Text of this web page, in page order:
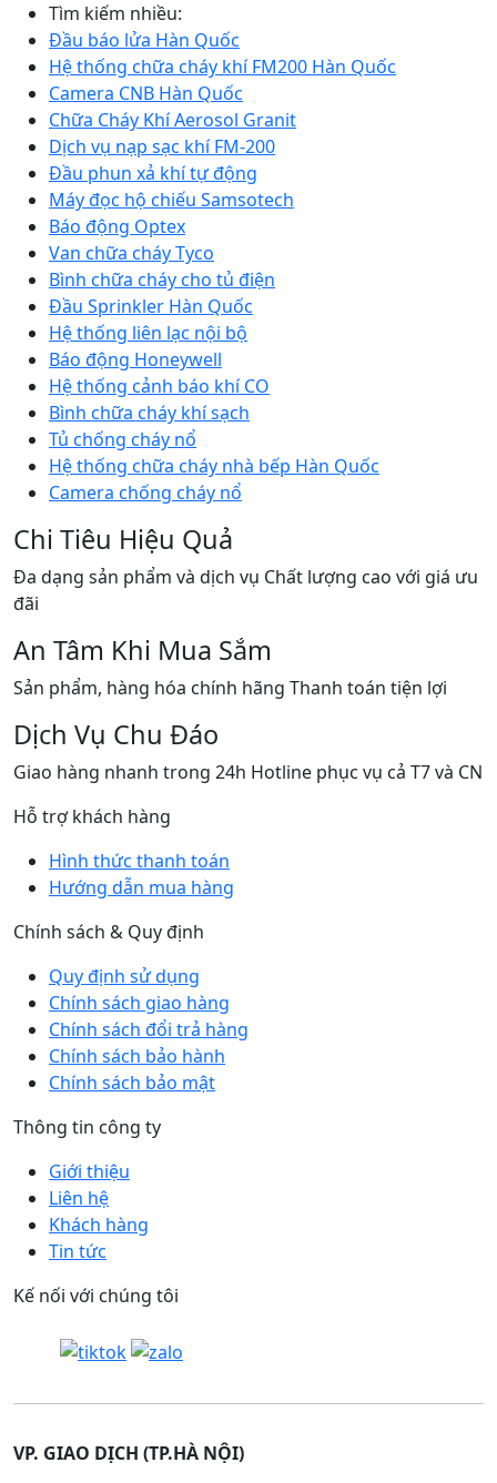
Tìm kiếm nhiều:
Đầu báo lửa Hàn Quốc
Hệ thống chữa cháy khí FM200 Hàn Quốc
Camera CNB Hàn Quốc
Chữa Cháy Khí Aerosol Granit
Dịch vụ nạp sạc khí FM-200
Đầu phun xả khí tự động
Máy đọc hộ chiếu Samsotech
Báo động Optex
Van chữa cháy Tyco
Bình chữa cháy cho tủ điện
Đầu Sprinkler Hàn Quốc
Hệ thống liên lạc nội bộ
Báo động Honeywell
Hệ thống cảnh báo khí CO
Bình chữa cháy khí sạch
Tủ chống cháy nổ
Hệ thống chữa cháy nhà bếp Hàn Quốc
Camera chống cháy nổ
Chi Tiêu Hiệu Quả
Đa dạng sản phẩm và dịch vụ Chất lượng cao với giá ưu
đãi
An Tâm Khi Mua Sắm
Sản phẩm, hàng hóa chính hãng Thanh toán tiện lợi
Dịch Vụ Chu Đáo
Giao hàng nhanh trong 24h Hotline phục vụ cả T7 và CN
Hỗ trợ khách hàng
Hình thức thanh toán
Hướng dẫn mua hàng
Chính sách & Quy định
Quy định sử dụng
Chính sách giao hàng
Chính sách đổi trả hàng
Chính sách bảo hành
Chính sách bảo mật
Thông tin công ty
Giới thiệu
Liên hệ
Khách hàng
Tin tức
Kế nối với chúng tôi
VP. GIAO DỊCH (TP.HÀ NỘI)